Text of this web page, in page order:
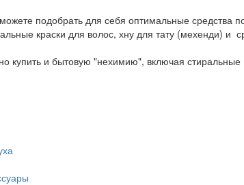
подобрать для себя оптимальные средства
краски для волос, хну для тату (мехенди) и
купить и бытовую "нехимию", включая